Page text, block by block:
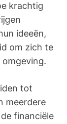
krachtig
ideeën,
om zich te
tot
meerdere
financiële